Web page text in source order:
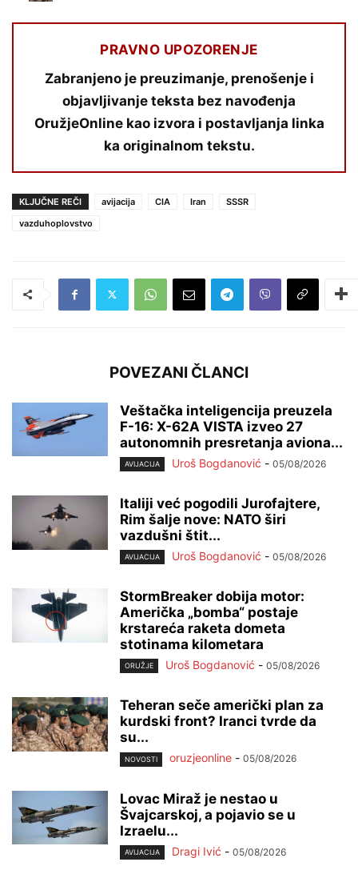
PRAVNO UPOZORENJE
Zabranjeno je preuzimanje, prenošenje i
objavljivanje teksta bez navođenja
OružjeOnline kao izvora i postavljanja linka
ka originalnom tekstu.
KLJUČNE REČI avijacija CIA Iran
SSSR
vazduhoplovstvo
POVEZANI ČLANCI
Veštačka inteligencija preuzela
F-16: X-62A VISTA izveo 27
autonomnih presretanja aviona...
AVIJACIJA Uroš Bogdanović - 05/08/2026
Italiji već pogodili Jurofajtere,
Rim šalje nove: NATO širi
vazdušni štit...
AVIJACIJA Uroš Bogdanović - 05/08/2026
StormBreaker dobija motor:
Američka „bomba“ postaje
krstareća raketa dometa
stotinama kilometara
ORUŽJE Uroš Bogdanović - 05/08/2026
Teheran seče američki plan za
kurdski front? Iranci tvrde da
su...
NOVOSTI oruzjeonline - 05/08/2026
Lovac Miraž je nestao u
Švajcarskoj, a pojavio se u
Izraelu...
AVIJACIJA Dragi Ivić - 05/08/2026